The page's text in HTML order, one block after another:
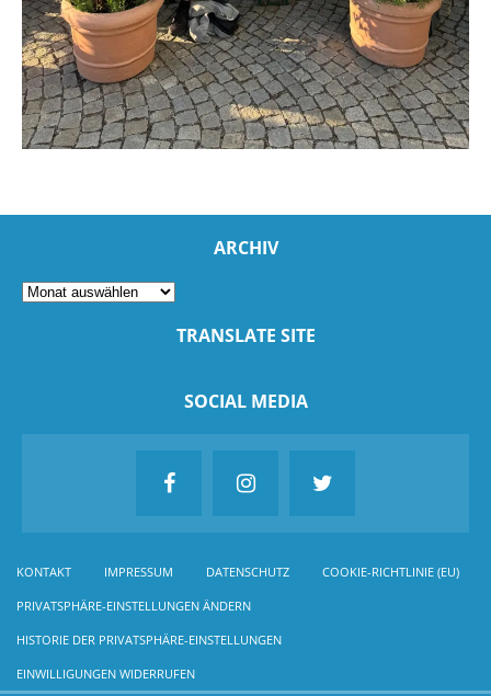
ARCHIV
TRANSLATE SITE
SOCIAL MEDIA
KONTAKT IMPRESSUM DATENSCHUTZ COOKIE-RICHTLINIE (EU)
PRIVATSPHÄRE-EINSTELLUNGEN ÄNDERN
HISTORIE DER PRIVATSPHÄRE-EINSTELLUNGEN
EINWILLIGUNGEN WIDERRUFEN